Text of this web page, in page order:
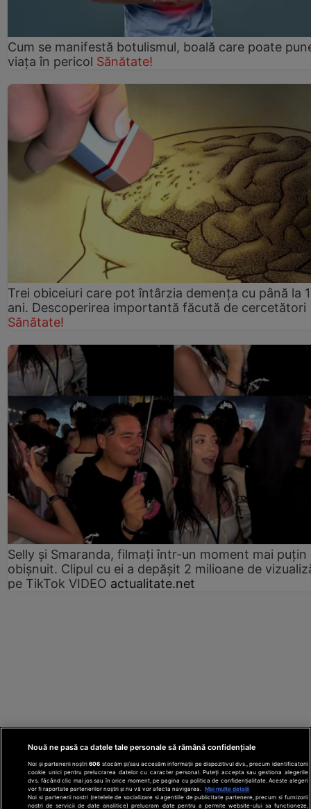
Cum se manifestă botulismul, boală care poate
viaţa în pericol Sănătate!
Trei obiceiuri care pot întârzia demența cu până la
ani. Descoperirea importantă făcută de cercetători
Sănătate!
Selly și Smaranda, filmați într-un moment mai puțin
obișnuit. Clipul cu ei a depășit 2 milioane de
pe TikTok VIDEO actualitate.net
Nouă ne pasă ca datele tale personale să rămână confidențiale
Noi și partenerii noștri606 stocăm și/sau accesăm informații pe dispozitivul dvs., precum identificatorii
cookie unici pentru prelucrarea datelor cu caracter personal. Puteți accepta sau gestiona alegerile
dvs. făcând clic mai jos sau în orice moment, pe pagina cu politica de confidențialitate. Aceste alegeri
vor fi raportate partenerilor noștri și nu vă vor afecta navigarea.
Mai multe detalii
Noi si partenerii nostri (retelele de socializare si agentiile de publicitate partenere, precum si furnizorii
nostri de servicii de date analitice) prelucram date pentru a permite website-ului sa functioneze,